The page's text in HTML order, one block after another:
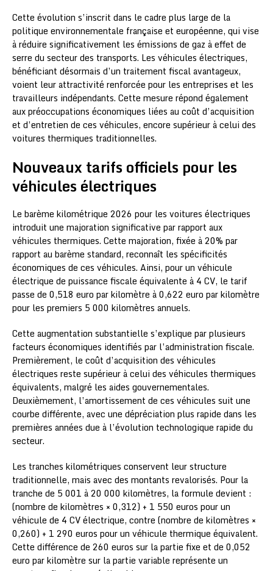
Cette évolution s’inscrit dans le cadre plus large de la
politique environnementale française et européenne, qui vise
à réduire significativement les émissions de gaz à effet de
serre du secteur des transports. Les véhicules électriques,
bénéficiant désormais d’un traitement fiscal avantageux,
voient leur attractivité renforcée pour les entreprises et les
travailleurs indépendants. Cette mesure répond également
aux préoccupations économiques liées au coût d’acquisition
et d’entretien de ces véhicules, encore supérieur à celui des
voitures thermiques traditionnelles.
Nouveaux tarifs officiels pour les
véhicules électriques
Le barème kilométrique 2026 pour les voitures électriques
introduit une majoration significative par rapport aux
véhicules thermiques. Cette majoration, fixée à 20% par
rapport au barème standard, reconnaît les spécificités
économiques de ces véhicules. Ainsi, pour un véhicule
électrique de puissance fiscale équivalente à 4 CV, le tarif
passe de 0,518 euro par kilomètre à 0,622 euro par kilomètre
pour les premiers 5 000 kilomètres annuels.
Cette augmentation substantielle s’explique par plusieurs
facteurs économiques identifiés par l’administration fiscale.
Premièrement, le coût d’acquisition des véhicules
électriques reste supérieur à celui des véhicules thermiques
équivalents, malgré les aides gouvernementales.
Deuxièmement, l’amortissement de ces véhicules suit une
courbe différente, avec une dépréciation plus rapide dans les
premières années due à l’évolution technologique rapide du
secteur.
Les tranches kilométriques conservent leur structure
traditionnelle, mais avec des montants revalorisés. Pour la
tranche de 5 001 à 20 000 kilomètres, la formule devient :
(nombre de kilomètres × 0,312) + 1 550 euros pour un
véhicule de 4 CV électrique, contre (nombre de kilomètres ×
0,260) + 1 290 euros pour un véhicule thermique équivalent.
Cette différence de 260 euros sur la partie fixe et de 0,052
euro par kilomètre sur la partie variable représente un